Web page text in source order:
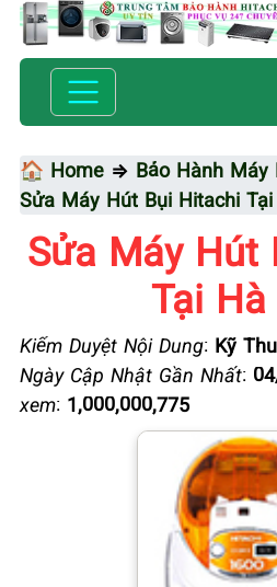
🏠 Home ⇒ Bảo Hành
Sửa Máy Hút Bụi Hitachi
Sửa Máy Hút
Tại
Kiểm Duyệt Nội Dung: Kỹ
Ngày Cập Nhật Gần Nhất:
xem: 1,000,000,775